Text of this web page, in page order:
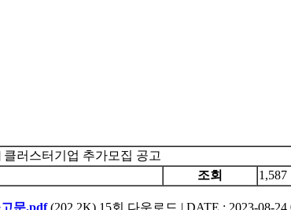
러스터기업 추가모집 공고
조회 1,587
문.pdf (202.2K) 15회 다운로드 | DATE : 2023-08-24